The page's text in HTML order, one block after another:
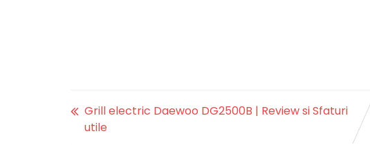
Grill electric Daewoo DG2500B | Review si Sfaturi
utile